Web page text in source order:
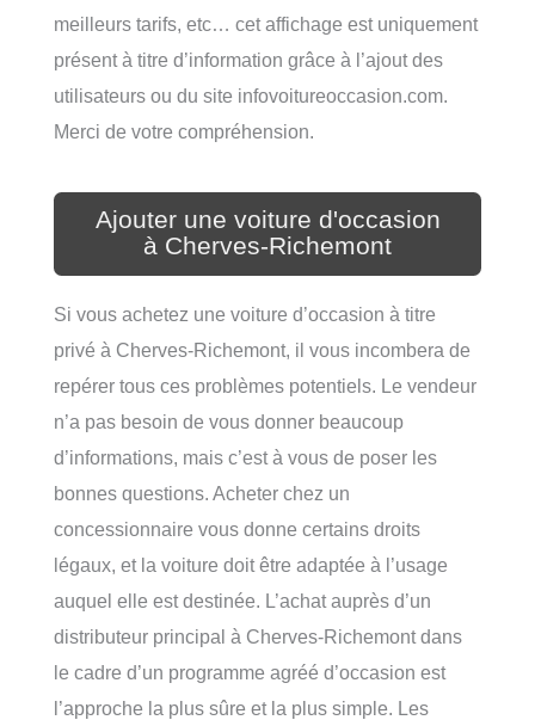
meilleurs tarifs, etc… cet affichage est uniquement
présent à titre d’information grâce à l’ajout des
utilisateurs ou du site infovoitureoccasion.com.
Merci de votre compréhension.
Ajouter une voiture d'occasion
à Cherves-Richemont
Si vous achetez une voiture d’occasion à titre
privé à Cherves-Richemont, il vous incombera de
repérer tous ces problèmes potentiels. Le vendeur
n’a pas besoin de vous donner beaucoup
d’informations, mais c’est à vous de poser les
bonnes questions. Acheter chez un
concessionnaire vous donne certains droits
légaux, et la voiture doit être adaptée à l’usage
auquel elle est destinée. L’achat auprès d’un
distributeur principal à Cherves-Richemont dans
le cadre d’un programme agréé d’occasion est
l’approche la plus sûre et la plus simple. Les